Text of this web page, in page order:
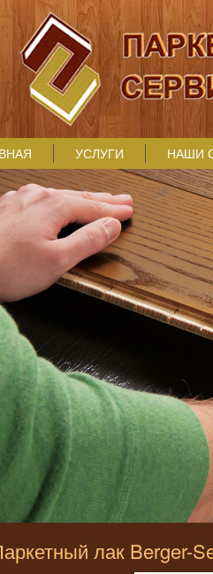
УСЛУГИ НАШИ
лак Berger-